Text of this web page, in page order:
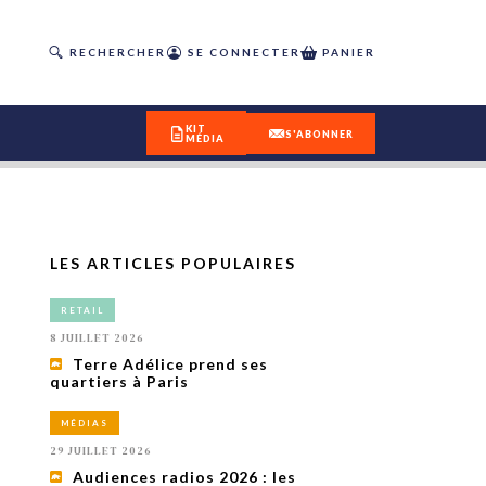
RECHERCHER SE CONNECTER PANIER
KIT
MÉDIA
S'ABONNER
LES ARTICLES POPULAIRES
RETAIL
8 JUILLET 2026
Terre Adélice prend ses
quartiers à Paris
MÉDIAS
29 JUILLET 2026
Audiences radios 2026 : les